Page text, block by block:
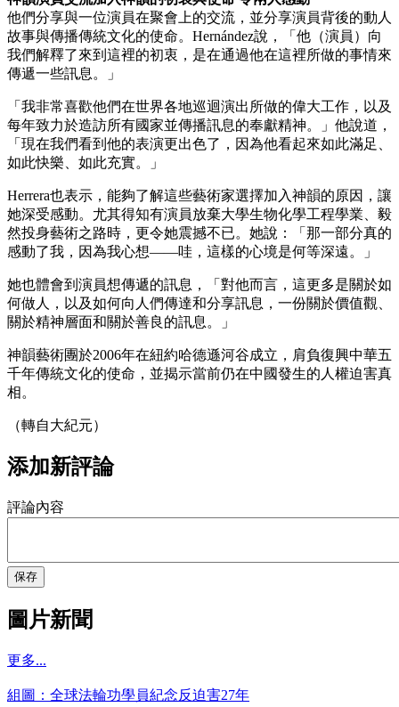
他們分享與一位演員在聚會上的交流，並分享演員背後的動人
故事與傳播傳統文化的使命。Hernández說，「他（演員）向
我們解釋了來到這裡的初衷，是在通過他在這裡所做的事情來
傳遞一些訊息。」
「我非常喜歡他們在世界各地巡迴演出所做的偉大工作，以及
每年致力於造訪所有國家並傳播訊息的奉獻精神。」他說道，
「現在我們看到他的表演更出色了，因為他看起來如此滿足、
如此快樂、如此充實。」
Herrera也表示，能夠了解這些藝術家選擇加入神韻的原因，讓
她深受感動。尤其得知有演員放棄大學生物化學工程學業、毅
然投身藝術之路時，更令她震撼不已。她說：「那一部分真的
感動了我，因為我心想——哇，這樣的心境是何等深遠。」
她也體會到演員想傳遞的訊息，「對他而言，這更多是關於如
何做人，以及如何向人們傳達和分享訊息，一份關於價值觀、
關於精神層面和關於善良的訊息。」
神韻藝術團於2006年在紐約哈德遜河谷成立，肩負復興中華五
千年傳統文化的使命，並揭示當前仍在中國發生的人權迫害真
相。
（轉自大紀元）
添加新評論
評論內容
保存
圖片新聞
更多...
組圖：全球法輪功學員紀念反迫害27年